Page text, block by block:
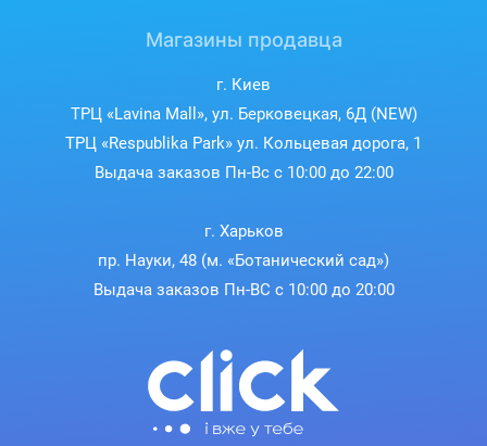
Магазины продавца
г. Киев
ТРЦ «Lavina Mall», ул. Берковецкая, 6Д (NEW)
ТРЦ «Respublika Park» ул. Кольцевая дорога, 1
Выдача заказов Пн-Вс с 10:00 до 22:00
г. Харьков
пр. Науки, 48 (м. «Ботанический сад»)
Выдача заказов Пн-ВС с 10:00 до 20:00